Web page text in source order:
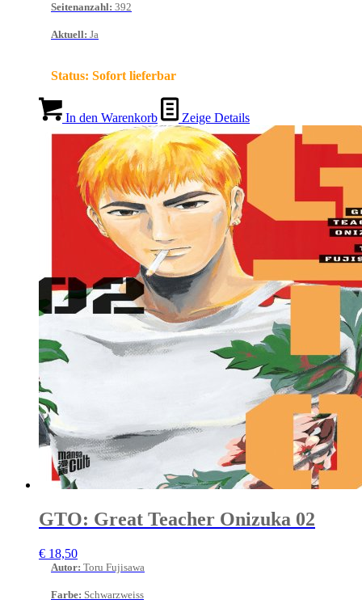
Seitenanzahl: 392
Aktuell: Ja
Status: Sofort lieferbar
In den Warenkorb Zeige Details
GTO: Great Teacher Onizuka 02
€ 18,50
Autor: Toru Fujisawa
Farbe: Schwarzweiss